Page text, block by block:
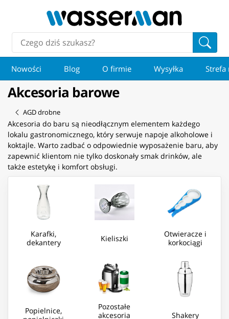
Nowości Blog O firmie Wysyłka Strefa
Akcesoria barowe
AGD drobne
Akcesoria do baru są nieodłącznym elementem każdego
lokalu gastronomicznego, który serwuje napoje alkoholowe i
koktajle. Warto zadbać o odpowiednie wyposażenie baru, aby
zapewnić klientom nie tylko doskonały smak drinków, ale
także estetykę i komfort obsługi.
Karafki,
dekantery
Kieliszki
Otwieracze i
korkociągi
Popielnice,
Pozostałe
akcesoria
Shakery